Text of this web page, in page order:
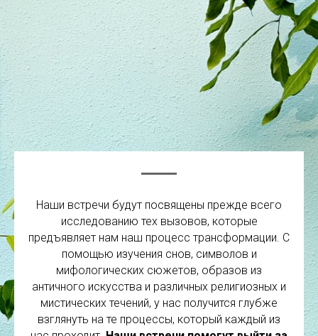
Наши встречи будут посвящены прежде всего
исследованию тех вызовов, которые
предъявляет нам наш процесс трансформации. С
помощью изучения снов, символов и
мифологических сюжетов, образов из
античного искусства и различных религиозных и
мистических течений, у нас получится глубже
взглянуть на те процессы, который каждый из